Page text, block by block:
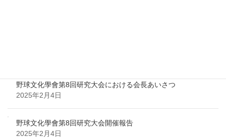
野球文化學會第8回研究大会における会長あいさつ
2025年2月4日
野球文化學會第8回研究大会開催報告
2025年2月4日